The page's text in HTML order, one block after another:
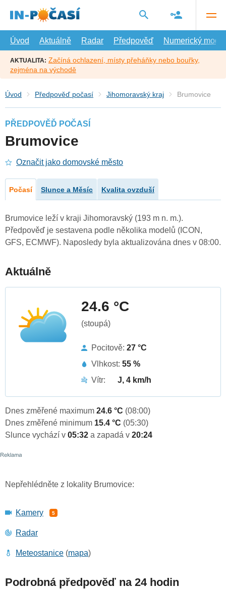
hlavní
Úvod
Aktuálně Radar Předpověď Numerický model
AKTUALITA: Začíná ochlazení, místy přeháňky nebo bouřky,
zejména na východě
Úvod Předpověď počasí Jihomoravský kraj Brumovice
PŘEDPOVĚĎ POČASÍ
Brumovice
Označit jako domovské město
Počasí Slunce a Měsíc Kvalita ovzduší
Brumovice leží v kraji Jihomoravský (193 m n. m.).
Předpověď je sestavena podle několika modelů (ICON,
GFS, ECMWF). Naposledy byla aktualizována dnes v 08:00.
Aktuálně
24.6 °C
(stoupá)
Pocitově: 27 °C
Vlhkost: 55 %
Vítr:
J, 4 km/h
Dnes změřené maximum 24.6 °C (08:00)
Dnes změřené minimum 15.4 °C (05:30)
Slunce vychází v 05:32 a zapadá v 20:24
Nepřehlédněte z lokality Brumovice:
Kamery 5
Radar
Meteostanice (mapa)
Podrobná předpověď na 24 hodin